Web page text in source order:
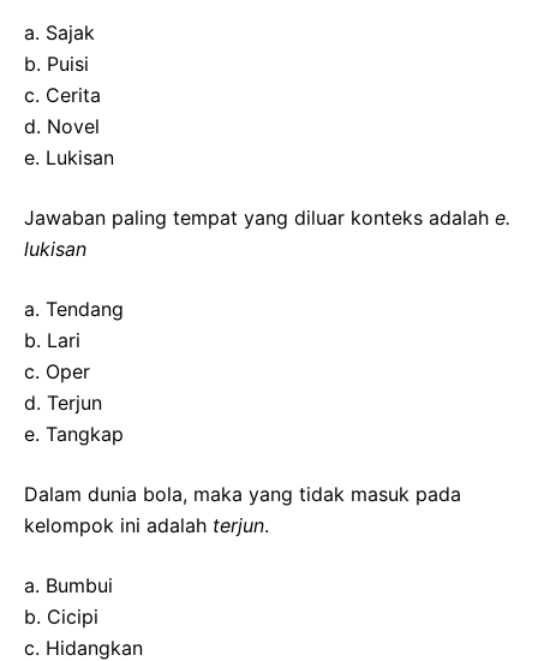
a. Sajak
b. Puisi
c. Cerita
d. Novel
e. Lukisan
Jawaban paling tempat yang diluar konteks adalah e.
lukisan
a. Tendang
b. Lari
c. Oper
d. Terjun
e. Tangkap
Dalam dunia bola, maka yang tidak masuk pada
kelompok ini adalah terjun.
a. Bumbui
b. Cicipi
c. Hidangkan